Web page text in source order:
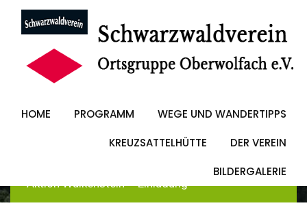
HOME PROGRAMM
WEGE UND WANDERTIPPS
KREUZSATTELHÜTTE
DER VEREIN
BILDERGALERIE
Aktion Walkenstein
– Einladung
Blog-Allgemein
-Aktion Walkenstein – Einladung